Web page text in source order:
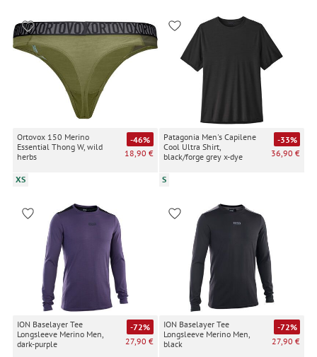
Ortovox 150 Merino
Essential Thong W, wild
herbs
-46%
18,90 €
XS
Patagonia Men's Capilene
Cool Ultra Shirt,
black/forge grey x-dye
-33%
36,90 €
S
ION Baselayer Tee
Longsleeve Merino Men,
dark-purple
-72%
27,90 €
ION Baselayer Tee
Longsleeve Merino Men,
black
-72%
27,90 €